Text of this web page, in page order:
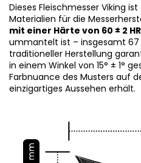
Dieses Fleischmesser Viking
Materialien für die
mit einer Härte von 60 ± 2
ummantelt ist – insgesamt 67
traditioneller Herstellung
in einem Winkel von 15° ± 1°
Farbnuance des Musters auf
einzigartiges Aussehen erhält.